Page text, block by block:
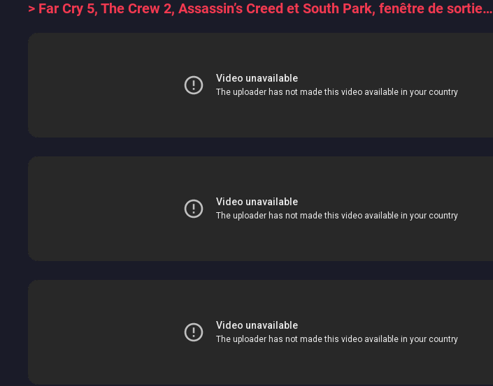
> Far Cry 5, The Crew 2, Assassin’s Creed et South Park, fenêtre de sortie…